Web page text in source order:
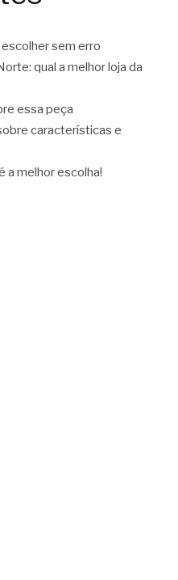
sem erro
qual a melhor loja da
essa peça
características e
a melhor escolha!